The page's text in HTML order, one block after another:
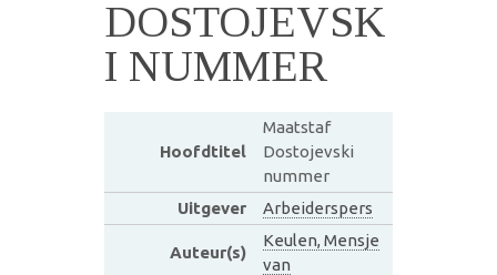
DOSTOJEVSK
I NUMMER
Hoofdtitel
Maatstaf
Dostojevski
nummer
Uitgever
Arbeiderspers
Auteur(s)
Keulen, Mensje
van